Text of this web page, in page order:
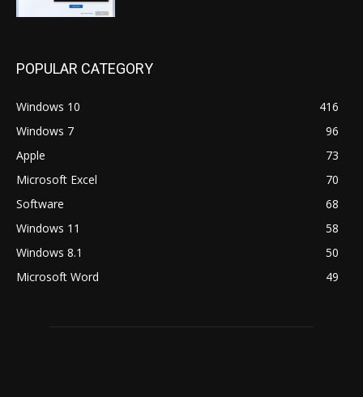
POPULAR CATEGORY
Windows 10
416
Windows 7
96
Apple
73
Microsoft Excel
70
Software
68
Windows 11
58
Windows 8.1
50
Microsoft Word
49